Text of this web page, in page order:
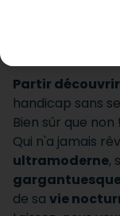
Partir
handicap sans
Bien sûr que
Qui n'a jamais
ultramoderne,
de sa vie